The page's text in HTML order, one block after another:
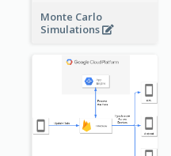
Monte Carlo
Simulations